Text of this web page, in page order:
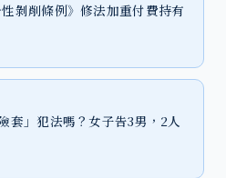
剝削條例》修法加重付費持有
套」犯法嗎？女子告3男，2人